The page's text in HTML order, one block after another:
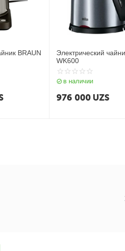
BRAUN
Электрический
WK600
в наличии
976 000 UZS